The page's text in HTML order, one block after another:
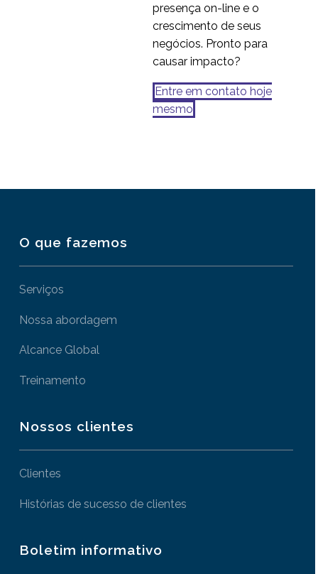
presença on-line e o
crescimento de seus
negócios. Pronto para
causar impacto?
Entre em contato hoje
mesmo
O que fazemos
Serviços
Nossa abordagem
Alcance Global
Treinamento
Nossos clientes
Clientes
Histórias de sucesso de clientes
Boletim informativo